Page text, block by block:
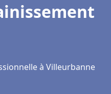
à Villeurbanne